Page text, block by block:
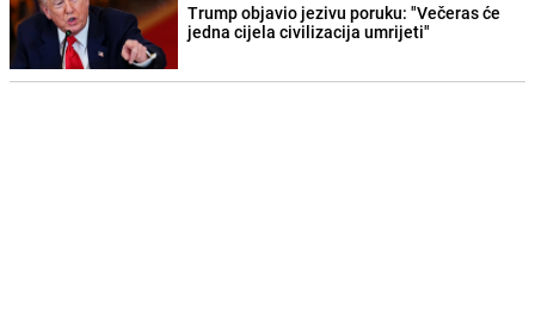
Trump objavio jezivu poruku: "Večeras će
jedna cijela civilizacija umrijeti"